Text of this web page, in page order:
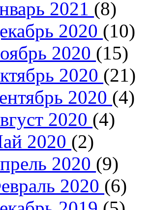
2021 (8)
2020 (10)
2020 (15)
2020 (21)
2020 (4)
2020 (4)
2020 (2)
2020 (9)
2020 (6)